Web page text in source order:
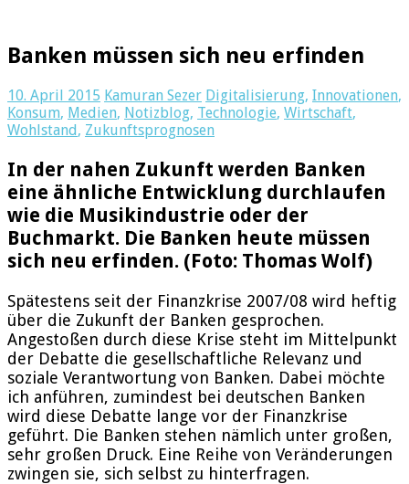
Banken müssen sich neu erfinden
10. April 2015 Kamuran Sezer Digitalisierung, Innovationen,
Konsum, Medien, Notizblog, Technologie, Wirtschaft,
Wohlstand, Zukunftsprognosen
In der nahen Zukunft werden Banken
eine ähnliche Entwicklung durchlaufen
wie die Musikindustrie oder der
Buchmarkt. Die Banken heute müssen
sich neu erfinden. (Foto: Thomas Wolf)
Spätestens seit der Finanzkrise 2007/08 wird heftig
über die Zukunft der Banken gesprochen.
Angestoßen durch diese Krise steht im Mittelpunkt
der Debatte die gesellschaftliche Relevanz und
soziale Verantwortung von Banken. Dabei möchte
ich anführen, zumindest bei deutschen Banken
wird diese Debatte lange vor der Finanzkrise
geführt. Die Banken stehen nämlich unter großen,
sehr großen Druck. Eine Reihe von Veränderungen
zwingen sie, sich selbst zu hinterfragen.